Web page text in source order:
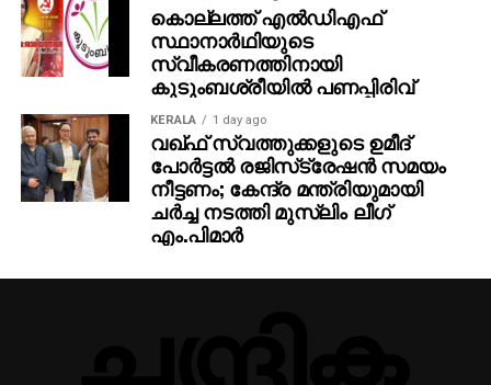
കൊല്ലത്ത് എല്‍ഡിഎഫ്
സ്ഥാനാര്‍ഥിയുടെ
സ്വീകരണത്തിനായി
കുടുംബശ്രീയില്‍ പണപ്പിരിവ്
KERALA 1 day ago
വഖ്ഫ് സ്വത്തുക്കളുടെ ഉമീദ്
പോര്‍ട്ടല്‍ രജിസ്‌ട്രേഷന്‍ സമയം
നീട്ടണം; കേന്ദ്ര മന്ത്രിയുമായി
ചര്‍ച്ച നടത്തി മുസ്‌ലിം ലീഗ്
എം.പിമാര്‍